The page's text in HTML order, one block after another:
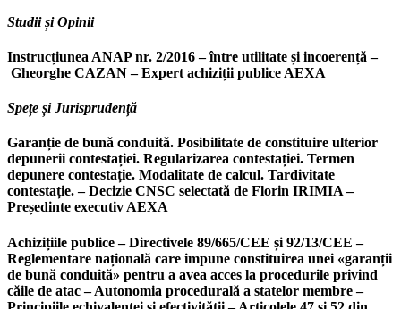
Studii și Opinii
Instrucțiunea ANAP nr. 2/2016 – între utilitate și incoerență –
Gheorghe CAZAN – Expert achiziții publice AEXA
Spețe și Jurisprudență
Garanție de bună conduită. Posibilitate de constituire ulterior
depunerii contestației. Regularizarea contestației. Termen
depunere contestație. Modalitate de calcul. Tardivitate
contestație. – Decizie CNSC selectată de Florin IRIMIA –
Președinte executiv AEXA
Achizițiile publice – Directivele 89/665/CEE și 92/13/CEE –
Reglementare națională care impune constituirea unei «garanții
de bună conduită» pentru a avea acces la procedurile privind
căile de atac – Autonomia procedurală a statelor membre –